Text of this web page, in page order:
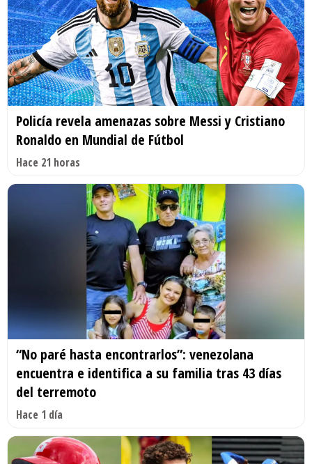
Policía revela amenazas sobre Messi y Cristiano
Ronaldo en Mundial de Fútbol
Hace 21 horas
“No paré hasta encontrarlos”: venezolana
encuentra e identifica a su familia tras 43 días
del terremoto
Hace 1 día